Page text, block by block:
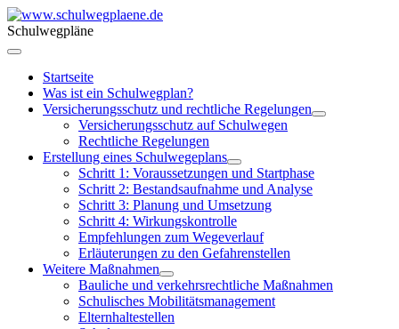
Schulwegpläne
Startseite
Was ist ein Schulwegplan?
Versicherungsschutz und rechtliche Regelungen
Versicherungsschutz auf Schulwegen
Rechtliche Regelungen
Erstellung eines Schulwegeplans
Schritt 1: Voraussetzungen und Startphase
Schritt 2: Bestandsaufnahme und Analyse
Schritt 3: Planung und Umsetzung
Schritt 4: Wirkungskontrolle
Empfehlungen zum Wegeverlauf
Erläuterungen zu den Gefahrenstellen
Weitere Maßnahmen
Bauliche und verkehrsrechtliche Maßnahmen
Schulisches Mobilitätsmanagement
Elternhaltestellen